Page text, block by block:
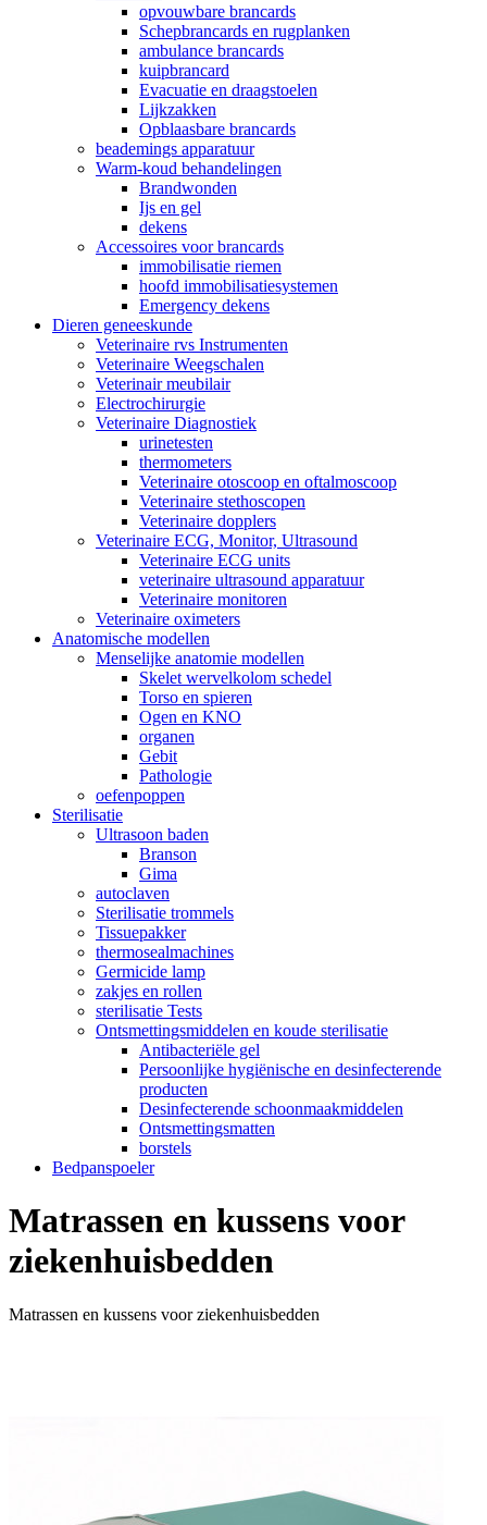
opvouwbare brancards
Schepbrancards en rugplanken
ambulance brancards
kuipbrancard
Evacuatie en draagstoelen
Lijkzakken
Opblaasbare brancards
beademings apparatuur
Warm-koud behandelingen
Brandwonden
Ijs en gel
dekens
Accessoires voor brancards
immobilisatie riemen
hoofd immobilisatiesystemen
Emergency dekens
Dieren geneeskunde
Veterinaire rvs Instrumenten
Veterinaire Weegschalen
Veterinair meubilair
Electrochirurgie
Veterinaire Diagnostiek
urinetesten
thermometers
Veterinaire otoscoop en oftalmoscoop
Veterinaire stethoscopen
Veterinaire dopplers
Veterinaire ECG, Monitor, Ultrasound
Veterinaire ECG units
veterinaire ultrasound apparatuur
Veterinaire monitoren
Veterinaire oximeters
Anatomische modellen
Menselijke anatomie modellen
Skelet wervelkolom schedel
Torso en spieren
Ogen en KNO
organen
Gebit
Pathologie
oefenpoppen
Sterilisatie
Ultrasoon baden
Branson
Gima
autoclaven
Sterilisatie trommels
Tissuepakker
thermosealmachines
Germicide lamp
zakjes en rollen
sterilisatie Tests
Ontsmettingsmiddelen en koude sterilisatie
Antibacteriële gel
Persoonlijke hygiënische en desinfecterende
producten
Desinfecterende schoonmaakmiddelen
Ontsmettingsmatten
borstels
Bedpanspoeler
Matrassen en kussens voor
ziekenhuisbedden
Matrassen en kussens voor ziekenhuisbedden